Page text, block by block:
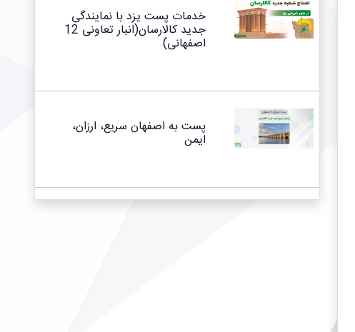
خدمات پست یزد با نمایندگی
جدید کالارسان(انبار تعاونی 12
اصفهانی)
پست به اصفهان سریع، ارزان،
ایمن